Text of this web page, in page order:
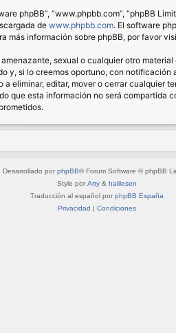
phpBB”, “www.phpbb.com”, “phpBB
de www.phpbb.com. El software
más información sobre phpBB, por favor
sexual o cualquier otro
si lo creemos oportuno, con
eliminar, editar, mover o cerrar
que esta información no será compartida
Desarrollado por phpBB® Forum Software © phpBB
Style por Arty & halilesen
Traducción al español por phpBB España
Privacidad | Condiciones